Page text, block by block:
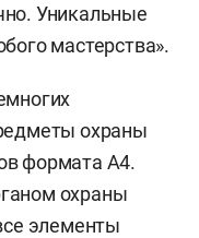
Уникальные
мастерства».
охраны
формата А4.
охраны
элементы